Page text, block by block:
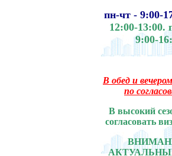
пн-чт - 9:00-
12:00-13:00.
9:00-
В обед и
по
В высокий
согласовать